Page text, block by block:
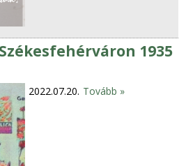
1935
2022.07.20. Tovább »